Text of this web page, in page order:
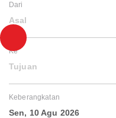
Dari
Asal
Ke
Tujuan
Keberangkatan
Sen, 10 Agu 2026